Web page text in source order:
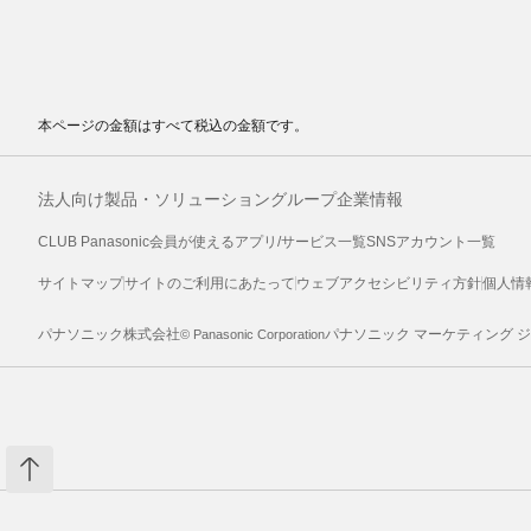
本ページの金額はすべて税込の金額です。
法人向け製品・ソリューショングループ企業情報
CLUB Panasonic会員が使えるアプリ/サービス一覧SNSアカウント一覧
サイトマップサイトのご利用にあたって ウェブアクセシビリティ方針個人情
パナソニック株式会社© Panasonic Corporationパナソニック マーケティング